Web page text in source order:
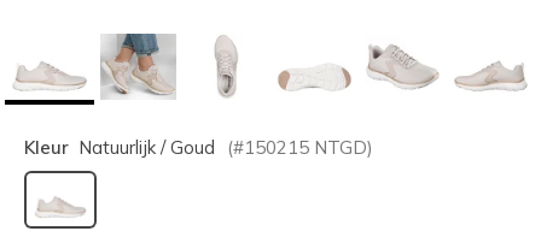
Kleur Natuurlijk / Goud (#150215 NTGD)